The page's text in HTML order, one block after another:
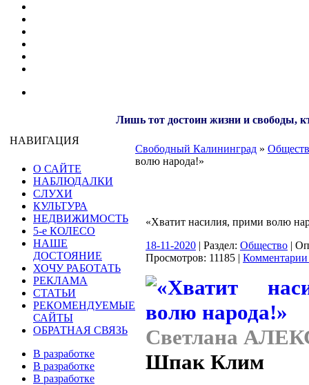
Лишь тот достоин жизни и свободы,
НАВИГАЦИЯ
О САЙТЕ
НАБЛЮДАЛКИ
СЛУХИ
КУЛЬТУРА
НЕДВИЖИМОСТЬ
5-е КОЛЕСО
НАШЕ
ДОСТОЯНИЕ
ХОЧУ РАБОТАТЬ
РЕКЛАМА
СТАТЬИ
РЕКОМЕНДУЕМЫЕ
САЙТЫ
ОБРАТНАЯ СВЯЗЬ
В разработке
В разработке
В разработке
Свободный Калининград »
волю народа!»
«Хватит насилия, прими волю
18-11-2020 | Раздел: Общество |
Просмотров: 11185 |
Светлана
Шпак Клим